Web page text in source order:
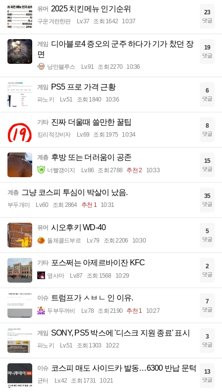
유머 2025 치킨메뉴 인기순위
구운겨란한판 Lv.37 조회 1642 10:37
23
댓글
게임 디아블로4 증오의 군주 하다가 기가 찼던 장
면
낭만블루스 Lv.91 조회 2270 10:36
19
댓글
게임 PS5 프로 가격 근황
파노키 Lv.51 조회 1840 10:36
6
댓글
기타 진짜 더울때 쓸만한 꿀팁
킹리적갓비자 Lv.69 조회 1975 10:34
8
댓글
계층 후방 또는 더러움이 공존
너빨갱이지 Lv.86 조회 2788 추천 2 10:33
15
댓글
계층 그냥 코스피 투심이 박살이 났음.
부두개미 Lv.60 조회 2864 추천 1 10:31
35
댓글
유머 시오후키 WD-40
돌체콜드부르 Lv.79 조회 2206 10:30
5
댓글
기타 포스쩌는 아제르바이잔 KFC
옆사마 Lv.87 조회 1568 10:29
2
댓글
이슈 트럼프가 ㅅㅂㄴ 인 이유.
두부두꺼비 Lv.78 조회 2190 추천 1 10:27
7
댓글
게임 SONY, PS5 박스에 '디스크 지원 종료' 표시
파노키 Lv.51 조회 1303 10:22
3
댓글
이슈 코스피 매도 사이드카 발동…6300 반납 문턱
균터 Lv.42 조회 1731 10:21
13
댓글